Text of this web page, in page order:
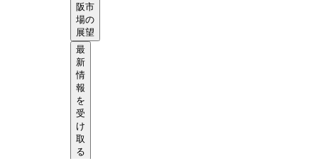
阪市
場の
展望
最
新
情
報
を
受
け
取
る